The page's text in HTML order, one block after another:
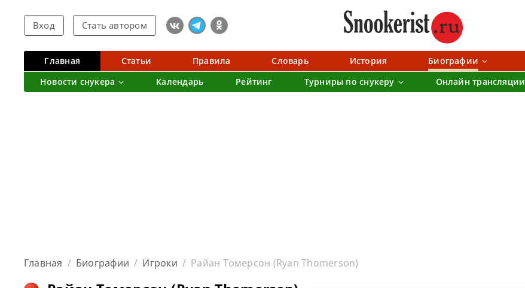
Вход Стать автором
Главная Статьи Правила Словарь История Биографии
Новости снукера
Календарь Рейтинг Турниры по снукеру Онлайн трансляции
Главная / Биографии / Игроки / Райан Томерсон (Ryan Thomerson)